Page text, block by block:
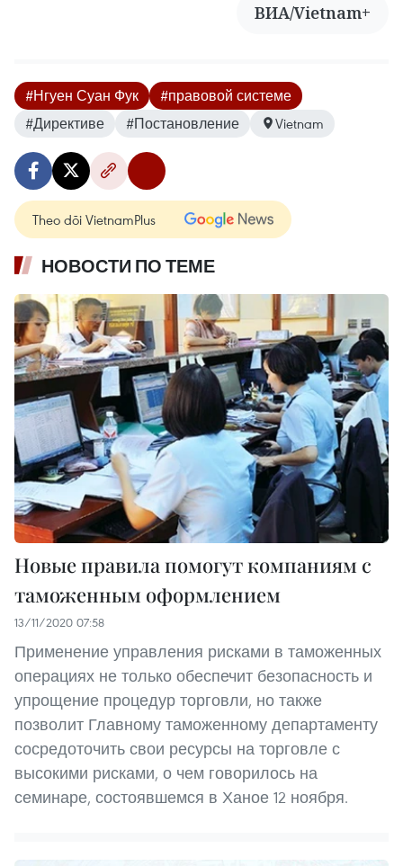
ВИА/Vietnam+
#Нгуен Суан Фук
#правовой системе
#Директиве
#Постановление Vietnam
Theo dõi VietnamPlus
НОВОСТИ ПО ТЕМЕ
Новые правила помогут компаниям с
таможенным оформлением
13/11/2020 07:58
Применение управления рисками в таможенных
операциях не только обеспечит безопасность и
упрощение процедур торговли, но также
позволит Главному таможенному департаменту
сосредоточить свои ресурсы на торговле с
высокими рисками, о чем говорилось на
семинаре, состоявшемся в Ханое 12 ноября.